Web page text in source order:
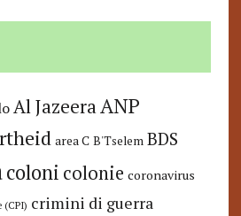
Al JazeeraANP
area C B'Tselem BDS
coloni colonie coronavirus
(CPI) crimini di guerra